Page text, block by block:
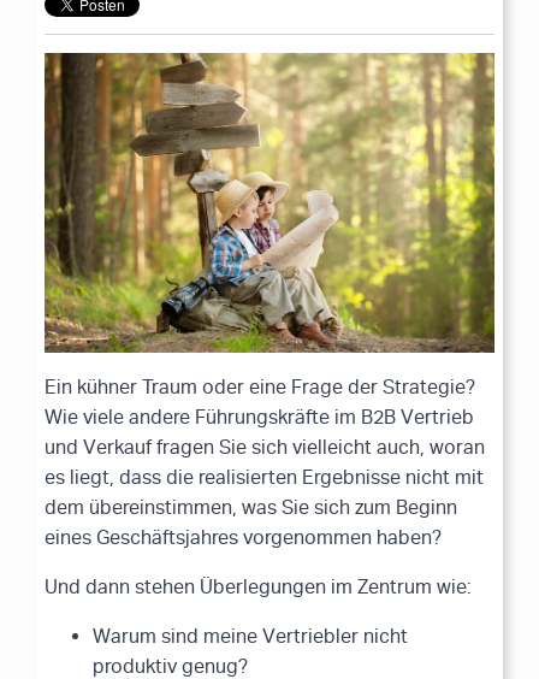
Ein kühner Traum oder eine Frage der Strategie?
Wie viele andere Führungskräfte im B2B Vertrieb
und Verkauf fragen Sie sich vielleicht auch, woran
es liegt, dass die realisierten Ergebnisse nicht mit
dem übereinstimmen, was Sie sich zum Beginn
eines Geschäftsjahres vorgenommen haben?
Und dann stehen Überlegungen im Zentrum wie:
Warum sind meine Vertriebler nicht
produktiv genug?